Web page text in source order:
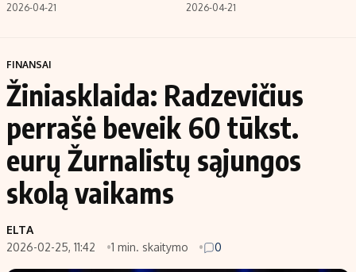
2026-04-21 2026-04-21
FINANSAI
Žiniasklaida: Radzevičius
perrašė beveik 60 tūkst.
eurų Žurnalistų sąjungos
skolą vaikams
ELTA
2026-02-25, 11:42
1 min. skaitymo 0